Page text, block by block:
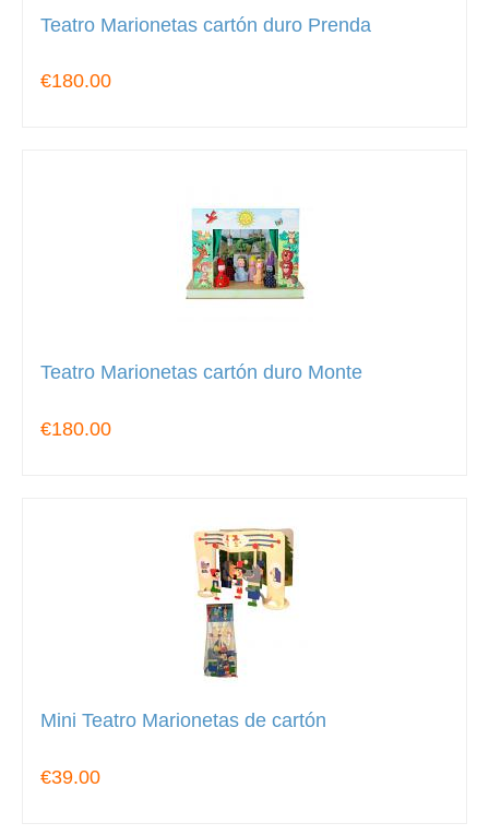
Teatro Marionetas cartón duro Prenda
€180.00
Teatro Marionetas cartón duro Monte
€180.00
Mini Teatro Marionetas de cartón
€39.00